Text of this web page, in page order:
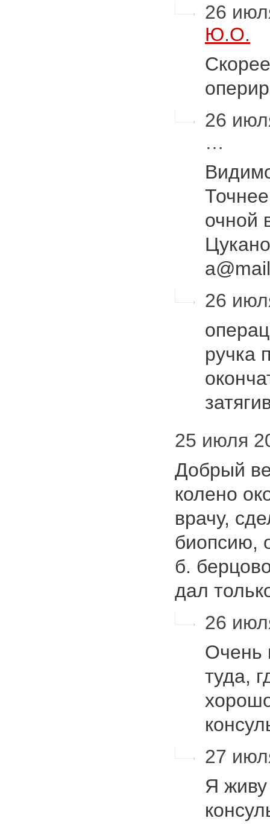
26
Ю.О.
26
…
очной
26
ручка
25 июля
Добрый
колено
врачу,
биопсию,
б.
дал
26
Очень
туда,
27
Я